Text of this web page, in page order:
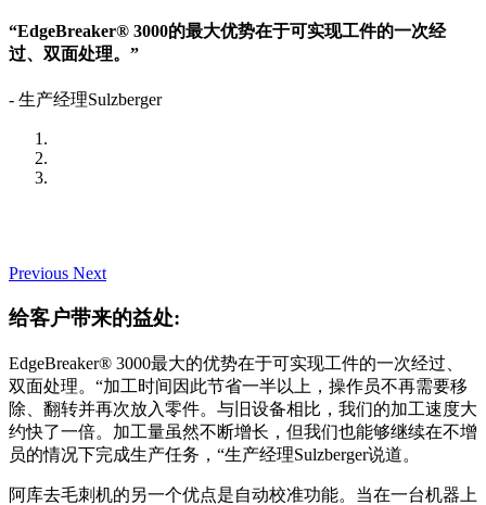
“EdgeBreaker® 3000的最大优势在于可实现工件的一次经
过、双面处理。”
- 生产经理Sulzberger
Previous Next
给客户带来的益处:
EdgeBreaker® 3000最大的优势在于可实现工件的一次经过、
双面处理。“加工时间因此节省一半以上，操作员不再需要移
除、翻转并再次放入零件。与旧设备相比，我们的加工速度大
约快了一倍。加工量虽然不断增长，但我们也能够继续在不增
员的情况下完成生产任务，“生产经理Sulzberger说道。
阿库去毛刺机的另一个优点是自动校准功能。当在一台机器上